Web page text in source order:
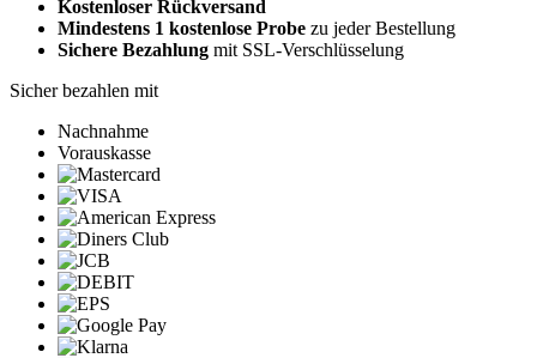
Kostenloser Rückversand
Mindestens 1 kostenlose Probe zu jeder Bestellung
Sichere Bezahlung mit SSL-Verschlüsselung
Sicher bezahlen mit
Nachnahme
Vorauskasse